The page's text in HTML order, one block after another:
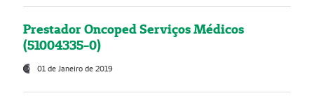
Prestador Oncoped Serviços Médicos
(51004335-0)
01 de Janeiro de 2019